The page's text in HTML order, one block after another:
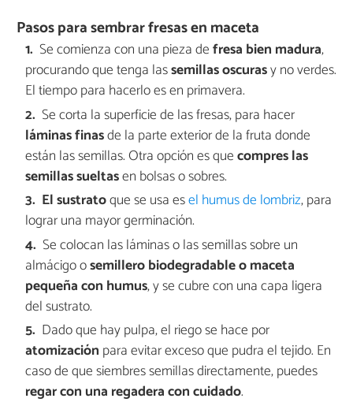
Pasos para sembrar fresas en maceta
Se comienza con una pieza defresa bien madura,
procurando que tenga lassemillas oscurasy no verdes.
El tiempo para hacerlo es en primavera.
Se corta la superficie de las fresas, para hacer
láminas finasde la parte exterior de la fruta donde
están las semillas. Otra opción es quecompres las
semillas sueltasen bolsas o sobres.
El sustratoque se usa esel humus de lombriz, para
lograr una mayor germinación.
Se colocan las láminas o las semillas sobre un
almácigo osemillero biodegradable o maceta
pequeña con humus, y se cubre con una capa ligera
del sustrato.
Dado que hay pulpa, el riego se hace por
atomización para evitar exceso que pudra el tejido. En
caso de que siembres semillas directamente, puedes
regar con una regadera con cuidado.